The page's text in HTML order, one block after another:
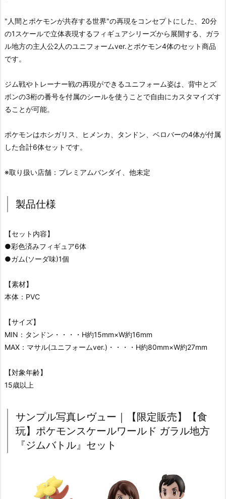
"人間とポケモンが共存する世界"の再現をコンセプトにした、20分
の1スケールで立体表現するフィギュアシリーズから展開する、ガラ
ル地方の主人公2人のユニフォームver.とポケモン4体のセット商品
です。
ジム戦やトレーナー戦の再現ができるユニフォーム姿は、背中とズ
ボンの3桁の番号を付属のシールを使うことで自由にカスタマイズす
ることが可能。
ポケモンはホシガリス、ヒメンカ、タンドン、ベロバーの4体が付属
した合計6体セットです。
※取り扱い店舗：プレミアムバンダイ、他未定
製品仕様
【セット内容】
●彩色済みフィギュア6体
●ガム(ソーダ味)1個
【素材】
本体：PVC
【サイズ】
MIN：タンドン・・・・H約15mm×W約16mm
MAX：マサル(ユニフォームver.)・・・・H約80mm×W約27mm
【対象年齢】
15歳以上
サンプル写真レヴュー｜【限定販売】【食
玩】ポケモンスケールワールド ガラル地方
『ジムバトル』セット